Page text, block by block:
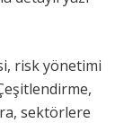
risk yönetimi
sektörlere